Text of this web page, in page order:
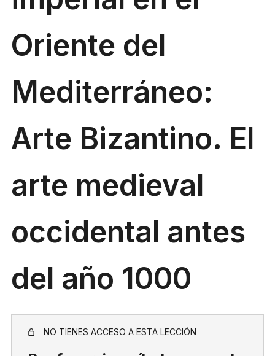
Oriente del
Mediterráneo:
Arte Bizantino. El
arte medieval
occidental antes
del año 1000
NO TIENES ACCESO A ESTA LECCIÓN